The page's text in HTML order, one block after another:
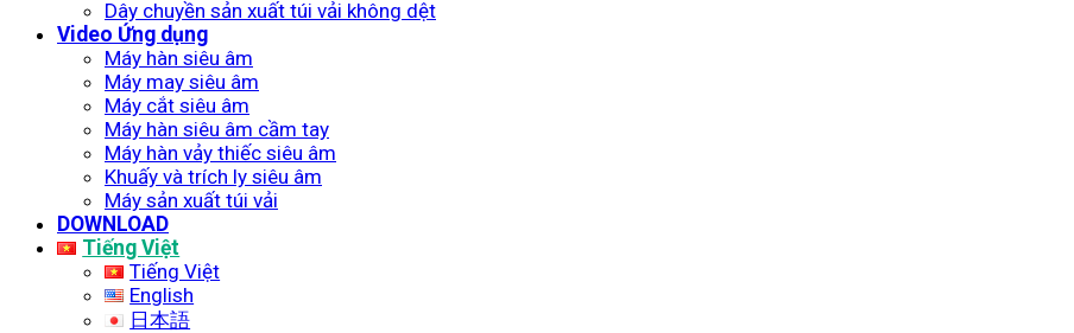
Dây chuyền sản xuất túi vải không dệt
Video Ứng dụng
Máy hàn siêu âm
Máy may siêu âm
Máy cắt siêu âm
Máy hàn siêu âm cầm tay
Máy hàn vảy thiếc siêu âm
Khuấy và trích ly siêu âm
Máy sản xuất túi vải
DOWNLOAD
Tiếng Việt
Tiếng Việt
English
日本語